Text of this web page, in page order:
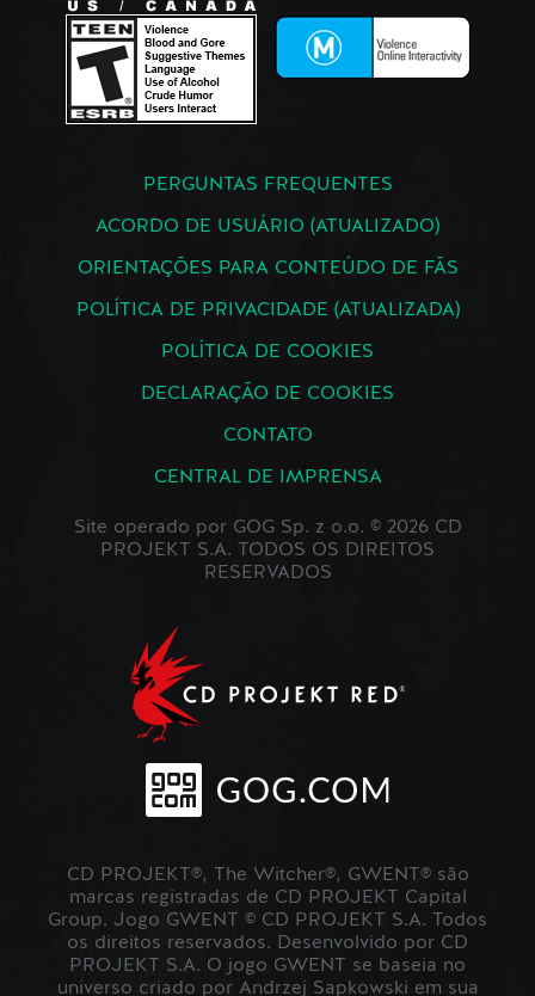
PERGUNTAS FREQUENTES
ACORDO DE USUÁRIO (ATUALIZADO)
ORIENTAÇÕES PARA CONTEÚDO DE FÃS
POLÍTICA DE PRIVACIDADE (ATUALIZADA)
POLÍTICA DE COOKIES
DECLARAÇÃO DE COOKIES
CONTATO
CENTRAL DE IMPRENSA
Site operado por GOG Sp. z o.o. © 2026 CD
PROJEKT S.A. TODOS OS DIREITOS
RESERVADOS
CD PROJEKT®, The Witcher®, GWENT® são
marcas registradas de CD PROJEKT Capital
Group. Jogo GWENT © CD PROJEKT S.A. Todos
os direitos reservados. Desenvolvido por CD
PROJEKT S.A. O jogo GWENT se baseia no
universo criado por Andrzej Sapkowski em sua